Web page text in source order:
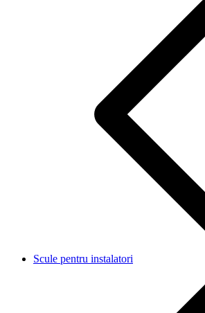
Scule pentru instalatori